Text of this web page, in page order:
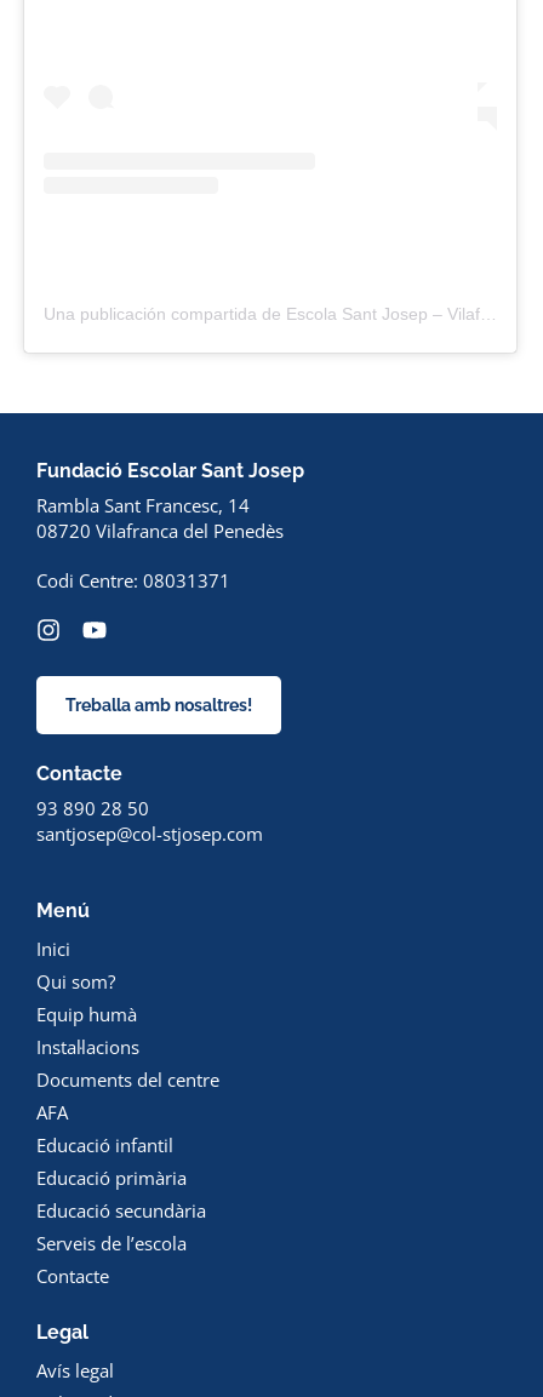
Una publicación compartida de Escola Sant Josep – Vilafranca (@santjosepvila)
Fundació Escolar Sant Josep
Rambla Sant Francesc, 14
08720 Vilafranca del Penedès
Codi Centre: 08031371
Treballa amb nosaltres!
Contacte
93 890 28 50
santjosep@col-stjosep.com
Menú
Inici
Qui som?
Equip humà
Instal·lacions
Documents del centre
AFA
Educació infantil
Educació primària
Educació secundària
Serveis de l’escola
Contacte
Legal
Avís legal